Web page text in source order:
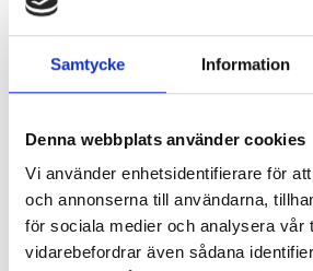
Samtycke Information
Denna webbplats använder cookies
Vi använder enhetsidentifierare för
och annonserna till användarna,
för sociala medier och analysera vår
vidarebefordrar även sådana
Manufacturer
Show all products from Stevenson
reciprokernade filar CrownOne